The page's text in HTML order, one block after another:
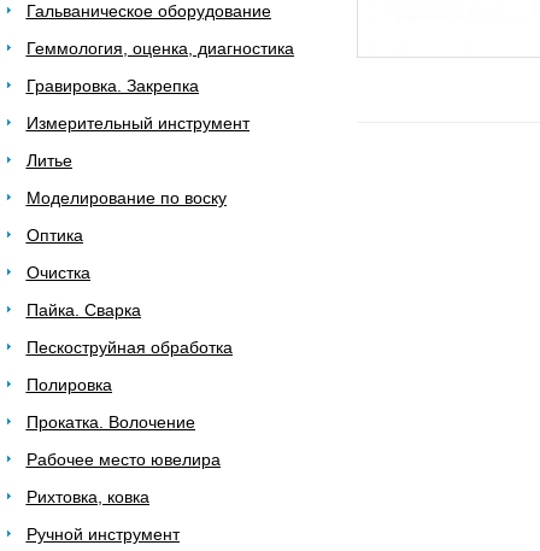
Гальваническое оборудование
Геммология, оценка, диагностика
Гравировка. Закрепка
Измерительный инструмент
Литье
Моделирование по воску
Оптика
Очистка
Пайка. Сварка
Пескоструйная обработка
Полировка
Прокатка. Волочение
Рабочее место ювелира
Рихтовка, ковка
Ручной инструмент